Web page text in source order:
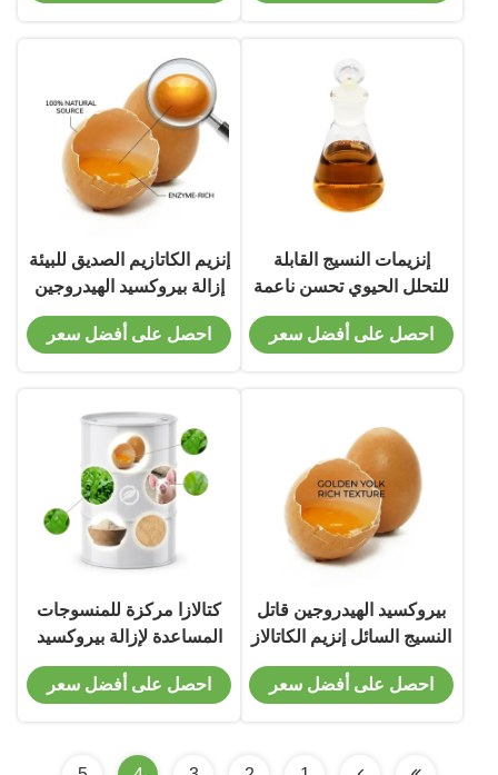
إنزيمات النسيج القابلة
للتحلل الحيوي تحسن ناعمة
النسيج وسرعة اللون في
عمليات تصنيع النسيج
احصل على أفضل سعر
إنزيم الكاتازيم الصديق للبيئة
إزالة بيروكسيد الهيدروجين
النسيج الكاتازيم HT لمعالجة
الجينز
احصل على أفضل سعر
بيروكسيد الهيدروجين قاتل
النسيج السائل إنزيم الكاتالاز
Catazyme 600L لتنظيف
تبييض القطن
احصل على أفضل سعر
كتالازا مركزة للمنسوجات
المساعدة لإزالة بيروكسيد
الهيدروجين كاتازيم كونك
لتحضير الصبغ
احصل على أفضل سعر